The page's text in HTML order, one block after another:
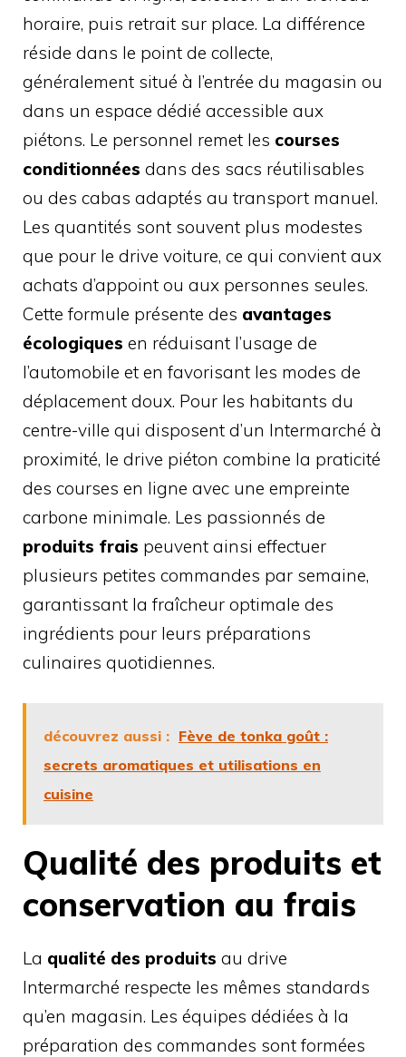
horaire, puis retrait sur place. La différence
réside dans le point de collecte,
généralement situé à l’entrée du magasin ou
dans un espace dédié accessible aux
piétons. Le personnel remet les courses
conditionnées dans des sacs réutilisables
ou des cabas adaptés au transport manuel.
Les quantités sont souvent plus modestes
que pour le drive voiture, ce qui convient aux
achats d’appoint ou aux personnes seules.
Cette formule présente des avantages
écologiques en réduisant l’usage de
l’automobile et en favorisant les modes de
déplacement doux. Pour les habitants du
centre-ville qui disposent d’un Intermarché à
proximité, le drive piéton combine la praticité
des courses en ligne avec une empreinte
carbone minimale. Les passionnés de
produits frais peuvent ainsi effectuer
plusieurs petites commandes par semaine,
garantissant la fraîcheur optimale des
ingrédients pour leurs préparations
culinaires quotidiennes.
découvrez aussi : Fève de tonka goût :
secrets aromatiques et utilisations en
cuisine
Qualité des produits et
conservation au frais
La qualité des produits au drive
Intermarché respecte les mêmes standards
qu’en magasin. Les équipes dédiées à la
préparation des commandes sont formées